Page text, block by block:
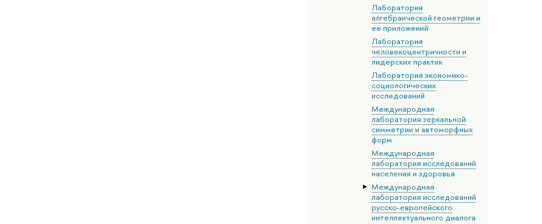
Лаборатория
алгебраической геометрии и
ее приложений
Лаборатория
человекоцентричности и
лидерских практик
Лаборатория экономико-
социологических
исследований
Международная
лаборатория зеркальной
симметрии и автоморфных
форм
Международная
лаборатория исследований
населения и здоровья
Международная
лаборатория исследований
русско-европейского
интеллектуального диалога